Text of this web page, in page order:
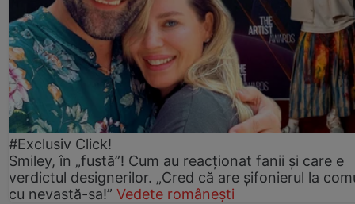
#Exclusiv Click!
Smiley, în „fustă”! Cum au reacționat fanii și care e
verdictul designerilor. „Cred că are șifonierul la
cu nevastă-sa!” Vedete românești